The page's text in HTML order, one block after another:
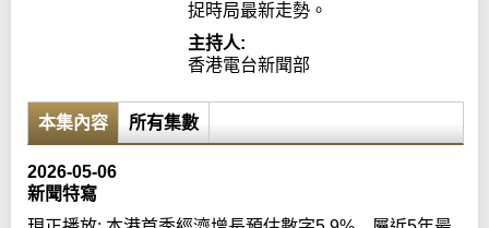
捉時局最新走勢。
主持人:
香港電台新聞部
本集內容 所有集數
2026-05-06
新聞特寫